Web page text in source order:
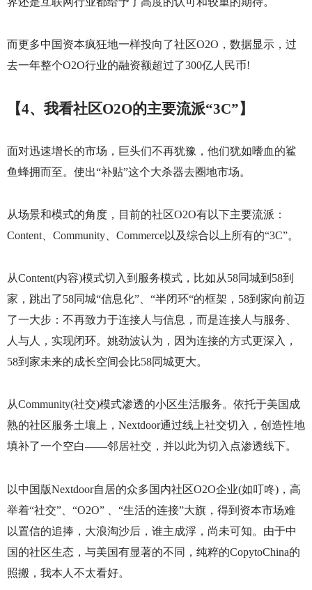
而更多中国资本疯狂地一样投向了社区O2O ，数据显示，过
去一年整个O2O行业的融资额超过了300亿人民币!
【4、我看社区O2O的主要流派“3C”】
面对迅速增长的市场，巨头们不再犹豫，他们犹如嗜血的鲨
鱼蜂拥而至。使出“补贴”这个大杀器去圈地市场。
从场景和模式的角度，目前的社区O2O有以下主要流派：
Content、 Community、 Commerce以及综合以上所有的“3C”。
从Content(内容)模式切入到服务模式，比如从58同城到 58到
家，跳出了58同城“信息化”、“半闭环“的框架， 58到家向前迈
了一大步：不再致力于连接人与信息，而是连接人与服务、
人与人，实现闭环。姚劲波认为，因为连接的方式更深入，
58到家未来的成长空间会比58同城更大。
从Community(社交)模式渗透的小区生活服务。依托于美国成
熟的社区服务土壤上， Nextdoor通过线上社交切入，创造性地
填补了一个空白——邻居社交，并以此为切入点渗透线下。
以中国版Nextdoor自居的众多国内社区O2O企业(如叮咚)，高
举着“社交”、“O2O” 、“生活的连接”大旗，得到资本市场难
以置信的追捧，大浪淘沙后，谁主成浮，尚未可知。由于中
国的社区生态，与美国有显著的不同，纯粹的CopytoChina的
照搬，我本人不太看好。